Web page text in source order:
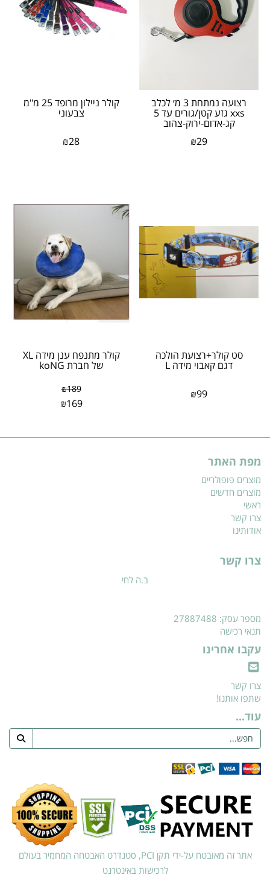
רצועה נמתחת 3 מ׳ לכלב
xxs גזע קטן/גורים עד 5
קג-אדום-ירוק-צהוב
₪29
קולר ניילון מרופד 25 מ"מ
צבעוני
₪28
סט קולר+רצועת הולכה
דגם קאבוי מידה L
₪99
קולר מתנפח ענן מידה XL
של חברת koNG
₪189
₪169
מפת האתר
מוצרים פופולריים
מוצרים חדשים
ראשי
צרו קשר
אודותינו
צרו קשר
ב.ה לחי
מספר עסק: 27887488
תנאי רכישה
עקבו אחרינו
צרו קשר
שתפו אותנו!
עוד...
אתר זה מאובטח על-ידי תקן PCI, סטנדרט האבטחה המחמיר בעולם
לרכישות באינטרנט